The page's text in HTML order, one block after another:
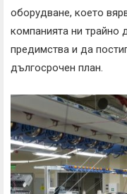
оборудване, което
компанията ни трайно
предимства и да
дългосрочен план.